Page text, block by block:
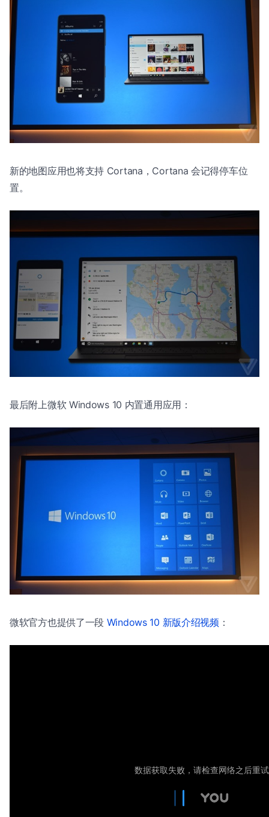
新的地图应用也将支持 Cortana，Cortana 会记得停车位
置。
最后附上微软 Windows 10 内置通用应用：
微软官方也提供了一段 Windows 10 新版介绍视频 ：